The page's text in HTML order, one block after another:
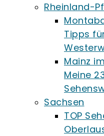
Rheinland-
Tipps
Mainz
Meine
Sachsen
TOP